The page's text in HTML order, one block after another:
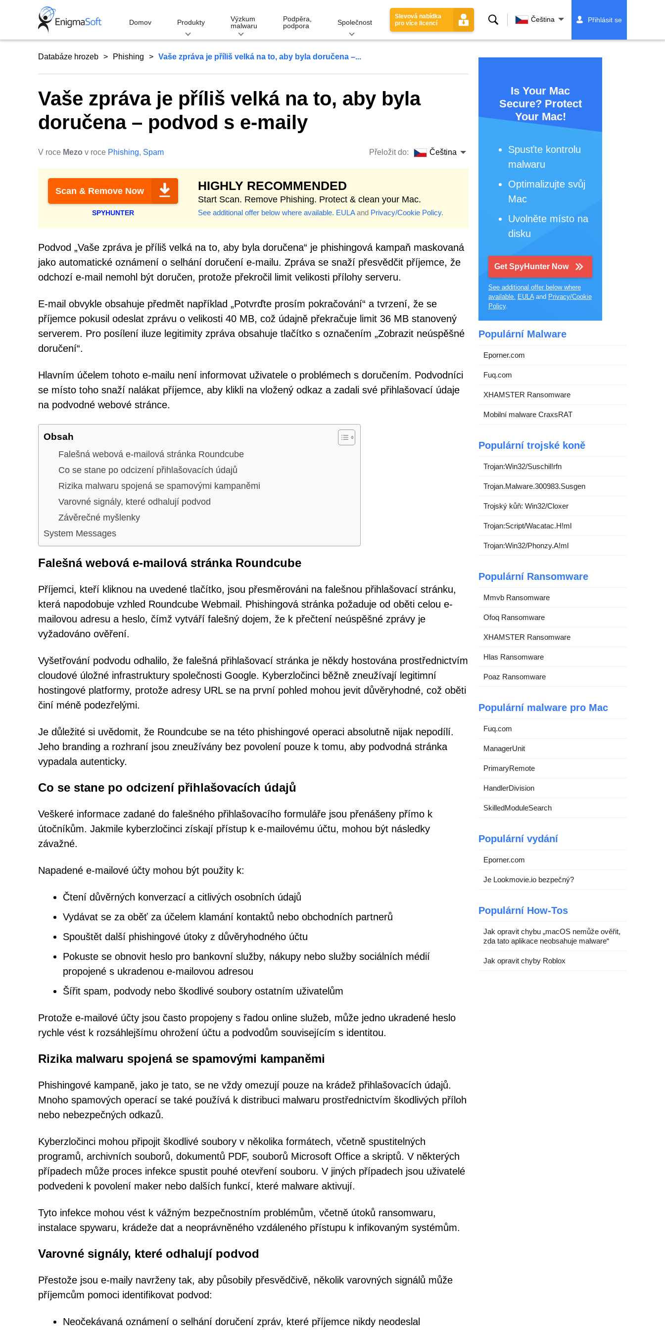
Domov Produkty
Výzkum
malwaru
Podpěra,
podpora
Společnost
Slevová nabídka
pro více licencí
VyhledáváníČeština Přihlásit se
Databáze hrozeb Phishing Vaše zpráva je příliš velká na to, aby byla doručena –...
Vaše zpráva je příliš velká na to, aby byla
doručena – podvod s e-maily
V roce Mezo v roce Phishing, Spam Přeložit do: Čeština
Scan & Remove Now
SPYHUNTER
HIGHLY RECOMMENDED
Start Scan. Remove Phishing. Protect & clean your Mac.
See additional offer below where available. EULAand Privacy/Cookie Policy.
Podvod „Vaše zpráva je příliš velká na to, aby byla doručena“ je phishingová kampaň maskovaná
jako automatické oznámení o selhání doručení e-mailu. Zpráva se snaží přesvědčit příjemce, že
odchozí e-mail nemohl být doručen, protože překročil limit velikosti přílohy serveru.
E-mail obvykle obsahuje předmět například „Potvrďte prosím pokračování“ a tvrzení, že se
příjemce pokusil odeslat zprávu o velikosti 40 MB, což údajně překračuje limit 36 MB stanovený
serverem. Pro posílení iluze legitimity zpráva obsahuje tlačítko s označením „Zobrazit neúspěšné
doručení“.
Hlavním účelem tohoto e-mailu není informovat uživatele o problémech s doručením. Podvodníci
se místo toho snaží nalákat příjemce, aby klikli na vložený odkaz a zadali své přihlašovací údaje
na podvodné webové stránce.
Obsah
Falešná webová e-mailová stránka Roundcube
Co se stane po odcizení přihlašovacích údajů
Rizika malwaru spojená se spamovými kampaněmi
Varovné signály, které odhalují podvod
Závěrečné myšlenky
System Messages
Falešná webová e-mailová stránka Roundcube
Příjemci, kteří kliknou na uvedené tlačítko, jsou přesměrováni na falešnou přihlašovací stránku,
která napodobuje vzhled Roundcube Webmail. Phishingová stránka požaduje od oběti celou e-
mailovou adresu a heslo, čímž vytváří falešný dojem, že k přečtení neúspěšné zprávy je
vyžadováno ověření.
Vyšetřování podvodu odhalilo, že falešná přihlašovací stránka je někdy hostována prostřednictvím
cloudové úložné infrastruktury společnosti Google. Kyberzločinci běžně zneužívají legitimní
hostingové platformy, protože adresy URL se na první pohled mohou jevit důvěryhodné, což oběti
činí méně podezřelými.
Je důležité si uvědomit, že Roundcube se na této phishingové operaci absolutně nijak nepodílí.
Jeho branding a rozhraní jsou zneužívány bez povolení pouze k tomu, aby podvodná stránka
vypadala autenticky.
Co se stane po odcizení přihlašovacích údajů
Veškeré informace zadané do falešného přihlašovacího formuláře jsou přenášeny přímo k
útočníkům. Jakmile kyberzločinci získají přístup k e-mailovému účtu, mohou být následky
závažné.
Napadené e-mailové účty mohou být použity k:
Čtení důvěrných konverzací a citlivých osobních údajů
Vydávat se za oběť za účelem klamání kontaktů nebo obchodních partnerů
Spouštět další phishingové útoky z důvěryhodného účtu
Pokuste se obnovit heslo pro bankovní služby, nákupy nebo služby sociálních médií
propojené s ukradenou e-mailovou adresou
Šířit spam, podvody nebo škodlivé soubory ostatním uživatelům
Protože e-mailové účty jsou často propojeny s řadou online služeb, může jedno ukradené heslo
rychle vést k rozsáhlejšímu ohrožení účtu a podvodům souvisejícím s identitou.
Rizika malwaru spojená se spamovými kampaněmi
Phishingové kampaně, jako je tato, se ne vždy omezují pouze na krádež přihlašovacích údajů.
Mnoho spamových operací se také používá k distribuci malwaru prostřednictvím škodlivých příloh
nebo nebezpečných odkazů.
Kyberzločinci mohou připojit škodlivé soubory v několika formátech, včetně spustitelných
programů, archivních souborů, dokumentů PDF, souborů Microsoft Office a skriptů. V některých
případech může proces infekce spustit pouhé otevření souboru. V jiných případech jsou uživatelé
podvedeni k povolení maker nebo dalších funkcí, které malware aktivují.
Tyto infekce mohou vést k vážným bezpečnostním problémům, včetně útoků ransomwaru,
instalace spywaru, krádeže dat a neoprávněného vzdáleného přístupu k infikovaným systémům.
Varovné signály, které odhalují podvod
Přestože jsou e-maily navrženy tak, aby působily přesvědčivě, několik varovných signálů může
příjemcům pomoci identifikovat podvod:
Neočekávaná oznámení o selhání doručení zpráv, které příjemce nikdy neodeslal
Is Your Mac
Secure? Protect
Your Mac!
Spusťte kontrolu
malwaru
Optimalizujte svůj
Mac
Uvolněte místo na
disku
Get SpyHunter Now
See additional offer below where
available. EULAand Privacy/Cookie
Policy.
Populární Malware
Eporner.com
Fuq.com
XHAMSTER Ransomware
Mobilní malware CraxsRAT
Populární trojské koně
Trojan:Win32/Suschil!rfn
Trojan.Malware.300983.Susgen
Trojský kůň: Win32/Cloxer
Trojan:Script/Wacatac.H!ml
Trojan:Win32/Phonzy.A!ml
Populární Ransomware
Mmvb Ransomware
Ofoq Ransomware
XHAMSTER Ransomware
Hlas Ransomware
Poaz Ransomware
Populární malware pro Mac
Fuq.com
ManagerUnit
PrimaryRemote
HandlerDivision
SkilledModuleSearch
Populární vydání
Eporner.com
Je Lookmovie.io bezpečný?
Populární How-Tos
Jak opravit chybu „macOS nemůže ověřit,
zda tato aplikace neobsahuje malware“
Jak opravit chyby Roblox